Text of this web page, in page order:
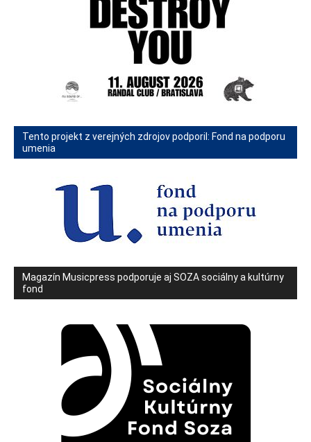
Tento projekt z verejných zdrojov podporil: Fond na podporu
umenia
Magazín Musicpress podporuje aj SOZA sociálny a kultúrny
fond